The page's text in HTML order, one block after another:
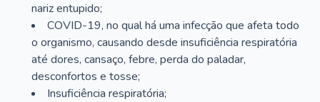
nariz entupido;
COVID-19, no qual há uma infecção que afeta todo
o organismo, causando desde insuficiência respiratória
até dores, cansaço, febre, perda do paladar,
desconfortos e tosse;
Insuficiência respiratória;